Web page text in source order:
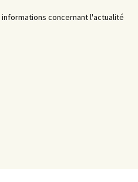
concernant l'actualité